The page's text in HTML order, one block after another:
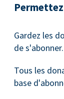
Gardez les
de s'abonner.
Tous les
base